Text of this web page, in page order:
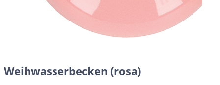
Weihwasserbecken (rosa)